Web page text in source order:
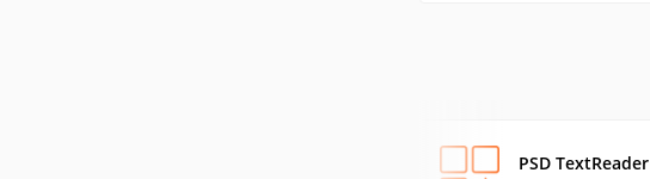
PSD TextReader